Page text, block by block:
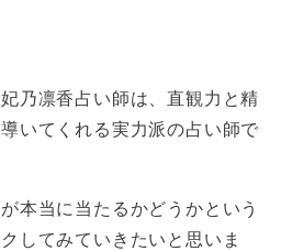
乃凛香占い師は、直観力と精
いてくれる実力派の占い師で
本当に当たるかどうかという
してみていきたいと思いま